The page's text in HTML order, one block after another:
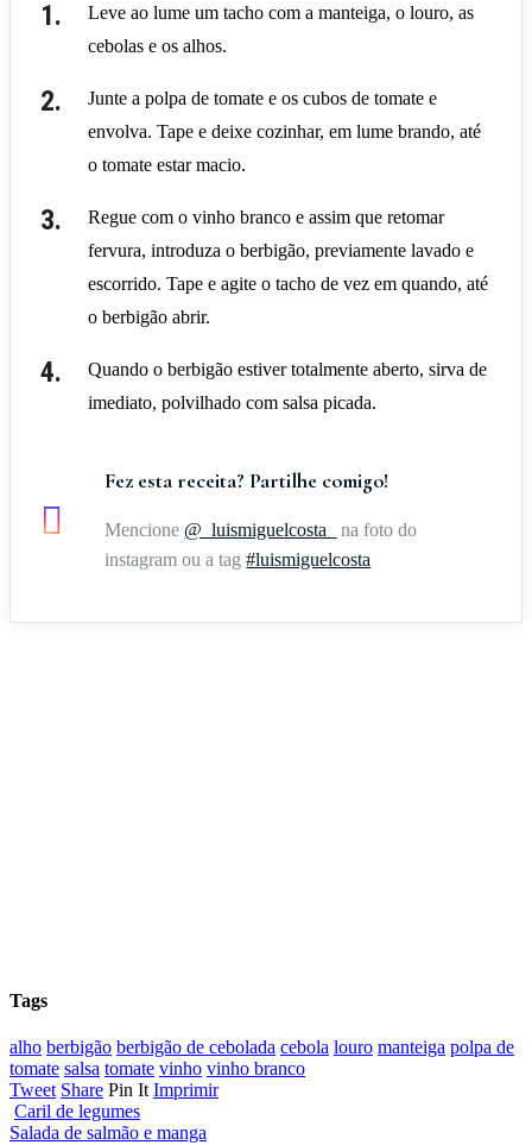
Leve ao lume um tacho com a manteiga, o louro, as
cebolas e os alhos.
Junte a polpa de tomate e os cubos de tomate e
envolva. Tape e deixe cozinhar, em lume brando, até
o tomate estar macio.
Regue com o vinho branco e assim que retomar
fervura, introduza o berbigão, previamente lavado e
escorrido. Tape e agite o tacho de vez em quando, até
o berbigão abrir.
Quando o berbigão estiver totalmente aberto, sirva de
imediato, polvilhado com salsa picada.
Fez esta receita? Partilhe comigo!
Mencione @_luismiguelcosta_
na foto do
instagram ou a tag#luismiguelcosta
Tags
alho berbigão berbigão de cebolada cebola louro manteiga polpa de
tomate salsa tomate vinho vinho branco
Tweet Share Pin It Imprimir
Caril de legumes
Salada de salmão e manga